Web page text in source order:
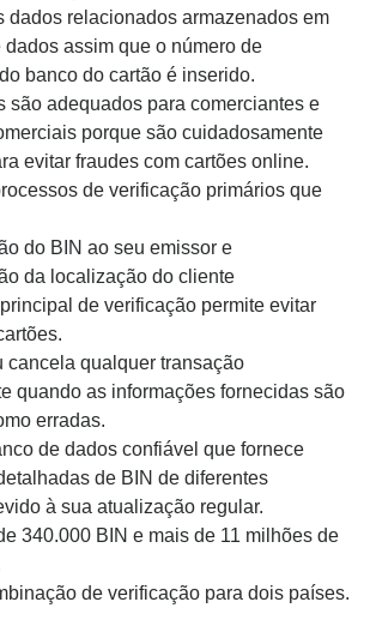
dados relacionados armazenados em
dados assim que o número de
banco do cartão é inserido.
são adequados para comerciantes e
porque são cuidadosamente
evitar fraudes com cartões online.
de verificação primários que
do BIN ao seu emissor e
da localização do cliente
de verificação permite evitar
cancela qualquer transação
quando as informações fornecidas são
erradas.
de dados confiável que fornece
de BIN de diferentes
à sua atualização regular.
340.000 BIN e mais de 11 milhões de
de verificação para dois países.